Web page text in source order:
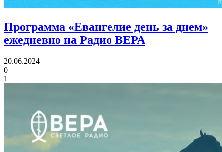
Программа «Евангелие день за днем»
ежедневно на Радио ВЕРА
20.06.2024
0
1